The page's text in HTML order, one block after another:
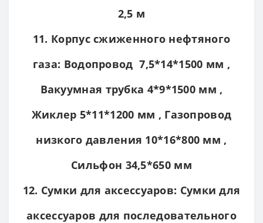
2,5 м
11. Корпус сжиженного нефтяного
газа: Водопровод 7,5*14*1500 мм ,
Вакуумная трубка 4*9*1500 мм ,
Жиклер 5*11*1200 мм , Газопровод
низкого давления 10*16*800 мм ,
Сильфон 34,5*650 мм
12. Сумки для аксессуаров: Сумки для
аксессуаров для последовательного